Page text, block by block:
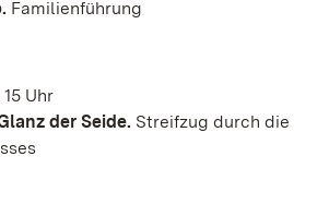
Familienführung
Uhr
der Seide. Streifzug durch die